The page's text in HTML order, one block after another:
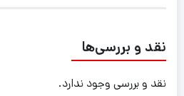
نقد و بررسی‌ها
نقد و بررسی وجود ندارد.